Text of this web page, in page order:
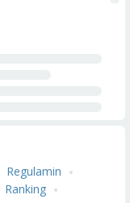
Regulamin
Ranking